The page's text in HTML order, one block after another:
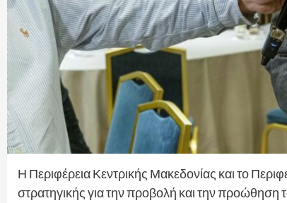
Η Περιφέρεια Κεντρικής Μακεδονίας και το
στρατηγικής για την προβολή και την προώθηση